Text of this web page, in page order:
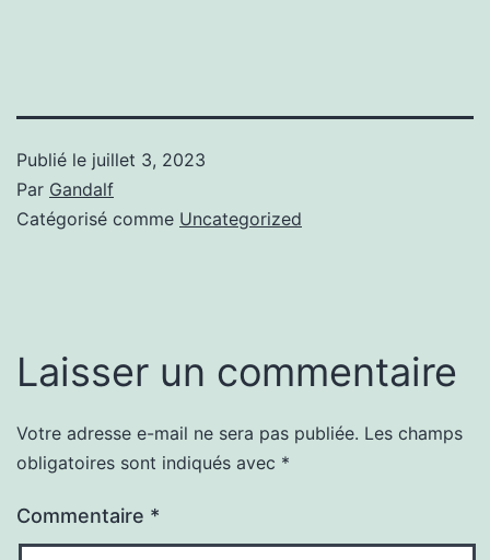
Publié le juillet 3, 2023
Par Gandalf
Catégorisé comme Uncategorized
Laisser un commentaire
Votre adresse e-mail ne sera pas publiée. Les champs
obligatoires sont indiqués avec *
Commentaire *